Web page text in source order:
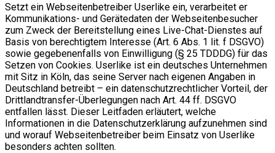
Setzt ein Webseitenbetreiber Userlike ein, verarbeitet er
Kommunikations- und Gerätedaten der Webseitenbesucher
zum Zweck der Bereitstellung eines Live-Chat-Dienstes auf
Basis von berechtigtem Interesse (Art. 6 Abs. 1 lit. f DSGVO)
sowie gegebenenfalls von Einwilligung (§ 25 TDDDG) für das
Setzen von Cookies. Userlike ist ein deutsches Unternehmen
mit Sitz in Köln, das seine Server nach eigenen Angaben in
Deutschland betreibt – ein datenschutzrechtlicher Vorteil, der
Drittlandtransfer-Überlegungen nach Art. 44 ff. DSGVO
entfallen lässt. Dieser Leitfaden erläutert, welche
Informationen in die Datenschutzerklärung aufzunehmen sind
und worauf Webseitenbetreiber beim Einsatz von Userlike
besonders achten sollten.